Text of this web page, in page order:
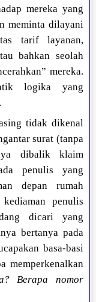
mereka yang
meminta dilayani
tarif layanan,
bahkan seolah
mereka.
logika yang
tidak dikenal
surat (tanpa
dibalik klaim
penulis yang
depan rumah
penulis
dicari yang
bertanya pada
basa-basi
memperkenalkan
Berapa nomor